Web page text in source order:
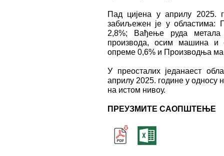
Пад цијена у априлу 2025.
забиљежен је у областима:
2,8%; Вађење руда метала
производа, осим машина и
опреме 0,6% и Производња
У преосталих једанаест
априлу 2025. године у односу
на истом нивоу.
ПРЕУЗМИТЕ САОПШТЕЊЕ